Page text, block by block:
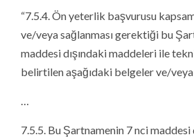
“7.5.4. Ön yeterlik başvurusu
ve/veya sağlanması gerektiği bu
maddesi dışındaki maddeleri ile
belirtilen aşağıdaki belgeler ve/
…
7.5.5. Bu Şartnamenin 7 nci maddesi